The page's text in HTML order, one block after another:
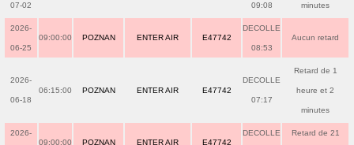
07-02 09:08 minutes
2026-
06-25
09:00:00 POZNAN ENTER AIR E47742
DECOLLE
08:53
Aucun retard
2026-
06-18
06:15:00 POZNAN ENTER AIR E47742
DECOLLE
07:17
Retard de 1
heure et 2
minutes
2026-
09:00:00 POZNAN ENTER AIR E47742
DECOLLE Retard de 21